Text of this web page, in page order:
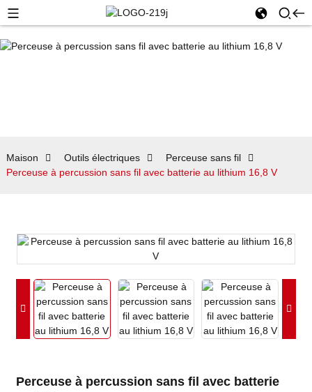
Maison Outils électriques
Perceuse sans fil
Perceuse à percussion sans fil avec batterie au lithium 16,8 V
Perceuse à percussion sans fil avec batterie